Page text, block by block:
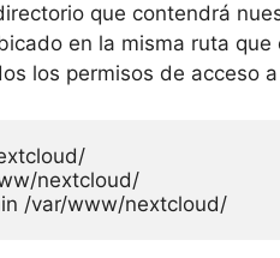
que contendrá
en la misma ruta
los permisos de acceso
nextcloud/
/var/www/nextcloud/